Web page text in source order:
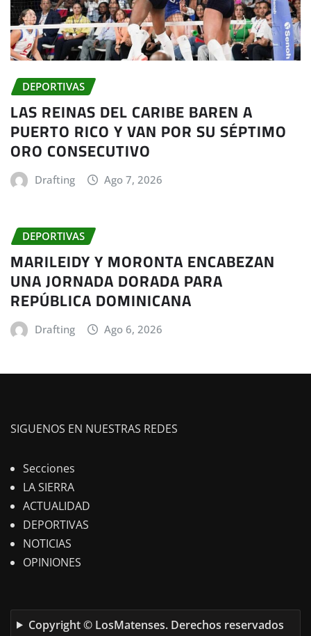
DEPORTIVAS
LAS REINAS DEL CARIBE BAREN A
PUERTO RICO Y VAN POR SU SÉPTIMO
ORO CONSECUTIVO
Drafting Ago 7, 2026
DEPORTIVAS
MARILEIDY Y MORONTA ENCABEZAN
UNA JORNADA DORADA PARA
REPÚBLICA DOMINICANA
Drafting Ago 6, 2026
SIGUENOS EN NUESTRAS REDES
Secciones
LA SIERRA
ACTUALIDAD
DEPORTIVAS
NOTICIAS
OPINIONES
Copyright © LosMatenses. Derechos reservados